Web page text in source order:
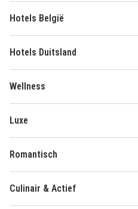
Hotels België
Hotels Duitsland
Wellness
Luxe
Romantisch
Culinair & Actief